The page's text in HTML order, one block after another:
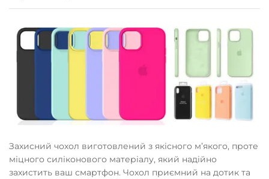
Захисний чохол виготовлений з якісного мʼякого, проте
міцного силіконового матеріалу, який надійно
захистить ваш смартфон. Чохол приємний на дотик та